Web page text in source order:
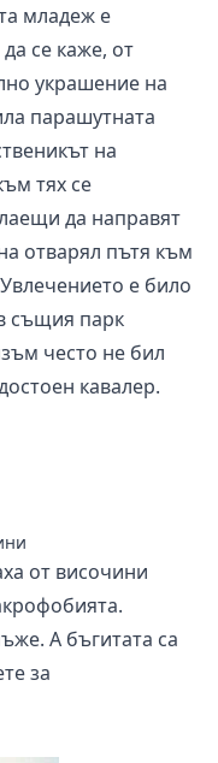
младеж е
се каже, от
украшение на
парашутната
на
тях се
да направят
отварял пътя към
е било
същия парк
често не бил
кавалер.
от височини
А бъгитата са
за